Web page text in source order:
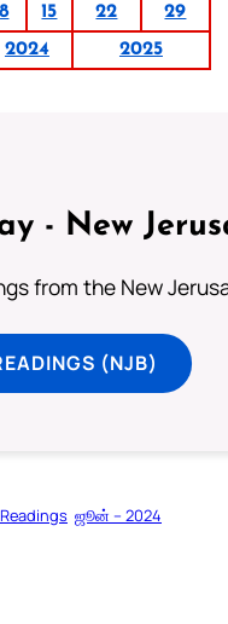
8 15 22
29
2024 2025
- New
from the New
(NJB)
ஜூன் – 2024